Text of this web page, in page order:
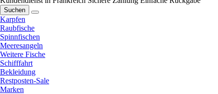
Suchen
Karpfen
Raubfische
Spinnfischen
Meeresangeln
Weitere Fische
Schifffahrt
Bekleidung
Restposten-Sale
Marken